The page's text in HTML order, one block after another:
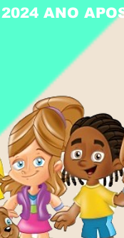
2024 ANO